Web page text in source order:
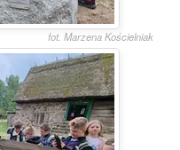
fot. Marzena Kościelniak